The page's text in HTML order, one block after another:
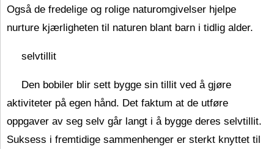
Også de fredelige og rolige naturomgivelser hjelpe
nurture kjærligheten til naturen blant barn i tidlig alder.
selvtillit
Den bobiler blir sett bygge sin tillit ved å gjøre
aktiviteter på egen hånd. Det faktum at de utføre
oppgaver av seg selv går langt i å bygge deres selvtillit.
Suksess i fremtidige sammenhenger er sterkt knyttet til